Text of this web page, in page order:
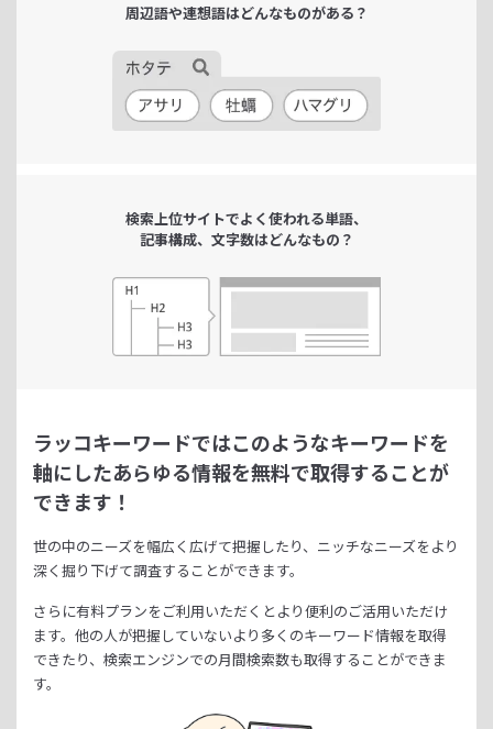
周辺語や連想語はどんなものがある？
検索上位サイトでよく使われる単語、
記事構成、文字数はどんなもの？
ラッコキーワードではこのようなキーワードを
軸にしたあらゆる情報を無料で取得することが
できます！
世の中のニーズを幅広く広げて把握したり、 ニッチなニーズをより
深く掘り下げて調査することができます。
さらに有料プランをご利用いただくとより便利のご活用いただけ
ます。 他の人が把握していないより多くのキーワード情報を取得
できたり、 検索エンジンでの月間検索数も取得することができま
す。